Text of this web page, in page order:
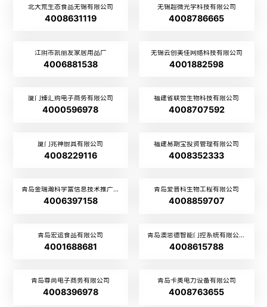
北大荒生态食品无锡有限公司
4008631119
无锡超微光学科技有限公司
4008786665
江阴市凯丽友家居用品厂
4006881538
无锡云创美佳网络科技有限公司
4001882598
厦门臻汇购电子商务有限公司
4000596978
福建省联赞生物科技有限公司
4008707592
厦门兆神厨具有限公司
4008229116
福建易期宝投资管理有限公司
4008352333
青岛金瑞瀚科学富信息技术推广有限公司
4006397158
青岛爱普科生物工程有限公司
4008859707
青岛宏运食品有限公司
4001688681
青岛澳思德智能门控系统有限公司
4008615788
青岛尊尚电子商务有限公司
4008396978
青岛卡奥电力设备有限公司
4008763655